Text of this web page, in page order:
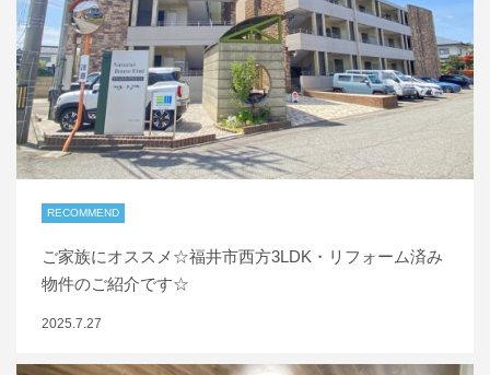
RECOMMEND
ご家族にオススメ☆福井市西方3LDK・リフォーム済み
物件のご紹介です☆
2025.7.27